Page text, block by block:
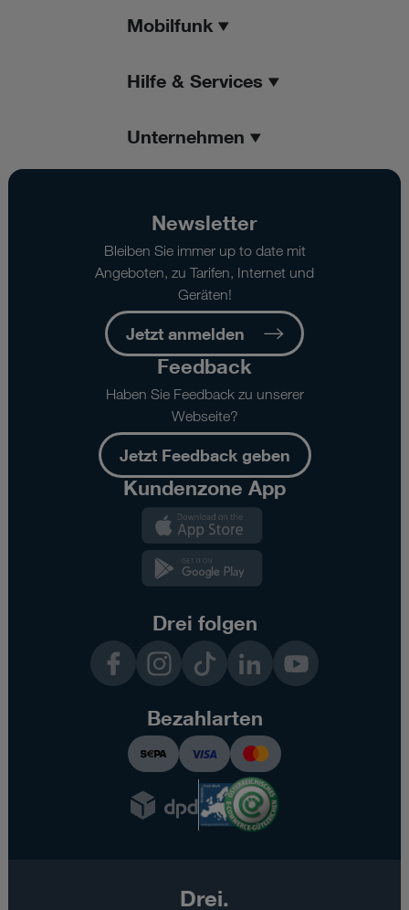
Mobilfunk
Hilfe & Services
Unternehmen
Newsletter
Bleiben Sie immer up to date mit
Angeboten, zu Tarifen, Internet und
Geräten!
Jetzt anmelden
Feedback
Haben Sie Feedback zu unserer
Webseite?
Jetzt Feedback geben
Kundenzone App
Drei folgen
InstagramTikTok LinkedInYouTube
Bezahlarten
Drei.